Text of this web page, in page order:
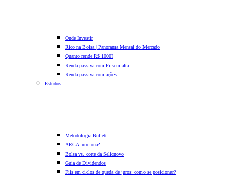
Onde Investir
Rico na Bolsa | Panorama Mensal do Mercado
Quanto rende R$ 1000?
Renda passiva com Fiisem alta
Renda passiva com ações
Estudos
Metodologia Buffett
ARCA funciona?
Bolsa vs. corte da Selicnovo
Guia de Dividendos
Fiis em ciclos de queda de juros: como se posicionar?